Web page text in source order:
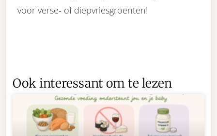
voor verse- of diepvriesgroenten!
Ook interessant om te lezen